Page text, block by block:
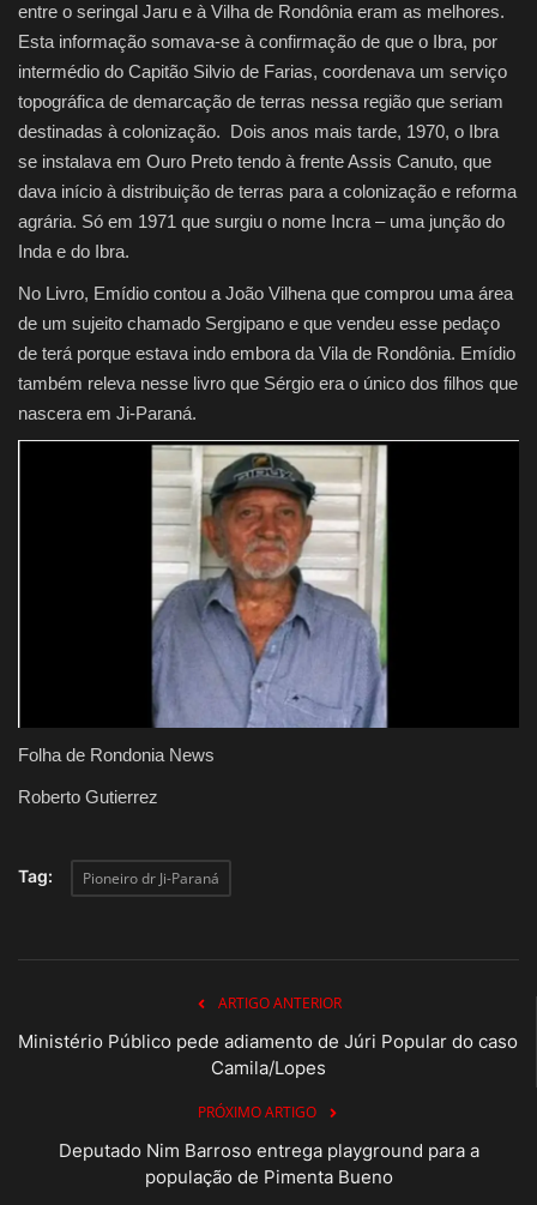
entre o seringal Jaru e à Vilha de Rondônia eram as melhores.
Esta informação somava-se à confirmação de que o Ibra, por
intermédio do Capitão Silvio de Farias, coordenava um serviço
topográfica de demarcação de terras nessa região que seriam
destinadas à colonização. Dois anos mais tarde, 1970, o Ibra
se instalava em Ouro Preto tendo à frente Assis Canuto, que
dava início à distribuição de terras para a colonização e reforma
agrária. Só em 1971 que surgiu o nome Incra – uma junção do
Inda e do Ibra.
No Livro, Emídio contou a João Vilhena que comprou uma área
de um sujeito chamado Sergipano e que vendeu esse pedaço
de terá porque estava indo embora da Vila de Rondônia. Emídio
também releva nesse livro que Sérgio era o único dos filhos que
nascera em Ji-Paraná.
Folha de Rondonia News
Roberto Gutierrez
Tag: Pioneiro dr Ji-Paraná
ARTIGO ANTERIOR
Ministério Público pede adiamento de Júri Popular do caso
Camila/Lopes
PRÓXIMO ARTIGO
Deputado Nim Barroso entrega playground para a
população de Pimenta Bueno